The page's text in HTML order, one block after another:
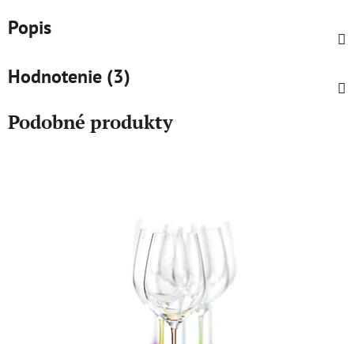
Popis
Hodnotenie (3)
Podobné produkty